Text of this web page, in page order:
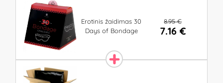
Erotinis žaidimas 30
Days of Bondage
8.95 €
7.16 €